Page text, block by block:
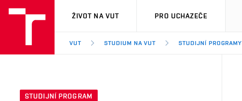
VUT
ŽIVOT NA VUT PRO UCHAZEČE
VUT STUDIUM NA VUT STUDIJNÍ PROGRAMY
STUDIJNÍ PROGRAM